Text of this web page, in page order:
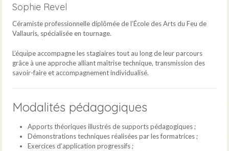
Sophie Revel
Céramiste professionnelle diplômée de l’École des Arts du Feu de
Vallauris, spécialisée en tournage.
L’équipe accompagne les stagiaires tout au long de leur parcours
grâce à une approche alliant maîtrise technique, transmission des
savoir-faire et accompagnement individualisé.
Modalités pédagogiques
Apports théoriques illustrés de supports pédagogiques ;
Démonstrations techniques réalisées par les formatrices ;
Exercices d’application progressifs ;